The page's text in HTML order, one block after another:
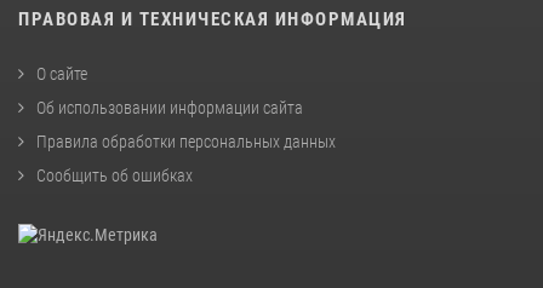
ПРАВОВАЯ И ТЕХНИЧЕСКАЯ ИНФОРМАЦИЯ
О сайте
Об использовании информации сайта
Правила обработки персональных данных
Сообщить об ошибках